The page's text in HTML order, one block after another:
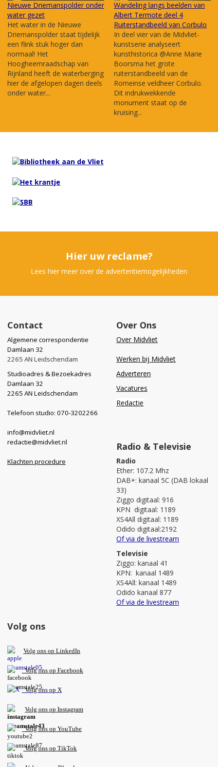
Nieuwe Driemanspolder onder
water gezet
Het water in de Nieuwe
Driemanspolder staat tijdelijk
een flink stuk hoger dan
normaal! Het
Hoogheemraadschap van
Rijnland heeft de waterberging
hier de afgelopen dagen deels
onder water...
Wandeling langs beelden van
Albert Termote deel 4
Ruiterstandbeeld van Corbulo
In deel vier van de Midvliet-
kunstserie analyseert
kunsthistorica @Anne Marie
Boorsma het grote
ruiterstandbeeld van de
Romeinse veldheer Corbulo.
Dit indrukwekkende
monument staat op de
kruising...
Hier uw reclame?
Lees hier meer over de advertentiemogelijkheden
Contact
Algemene correspondentie
Damlaan 32
2265 AN Leidschendam
Studioadres & Bezoekadres
Damlaan 32
2265 AN Leidschendam
Telefoon studio: 070-3202266
info@midvliet.nl
redactie@midvliet.nl
Klachten procedure
Over Ons
Over Midvliet
Werken bij Midvliet
Adverteren
Vacatures
Redactie
Radio & Televisie
Radio
Ether: 107.2 Mhz
DAB+: kanaal 5C (DAB lokaal
33)
Ziggo digitaal: 916
KPN digitaal: 1189
XS4All digitaal: 1189
Odido digitaal:2192
Of via de livestream
Televisie
Ziggo: kanaal 41
KPN: kanaal 1489
XS4All: kanaal 1489
Odido kanaal 877
Of via de livestream
Volg ons
Volg ons op LinkedIn
Volg ons op Facebook
Volg ons op X
Volg ons op Instagram
Volgons op YouTube
Volg ons op TikTok